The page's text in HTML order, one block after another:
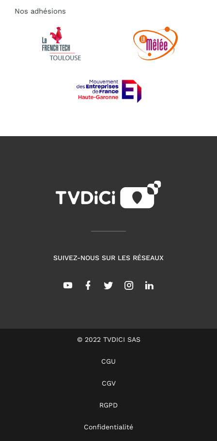
Nos adhésions
SUIVEZ-NOUS SUR LES RÉSEAUX
© 2022 TVDICI SAS
CGU
CGV
RGPD
Confidentialité